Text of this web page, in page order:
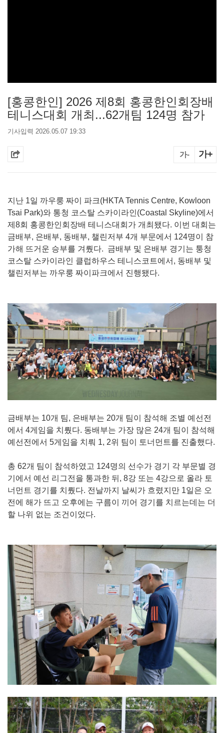
[홍콩한인] 2026 제8회 홍콩한인회장배
테니스대회 개최...62개팀 124명 참가
기사입력 2026.05.07 19:33
가- 가+
지난 1일 까우룽 짜이 파크(HKTA Tennis Centre, Kowloon
Tsai Park)와 통청 코스탈 스카이라인(Coastal Skyline)에서
제8회 홍콩한인회장배 테니스대회가 개최됐다. 이번 대회는
금배부, 은배부, 동배부, 챌린저부 4개 부문에서 124명이 참
가해 뜨거운 승부를 겨뤘다. 금배부 및 은배부 경기는 퉁청
코스탈 스카이라인 클럽하우스 테니스코트에서, 동배부 및
챌린저부는 까우룽 짜이파크에서 진행됐다.
금배부는 10개 팀, 은배부는 20개 팀이 참석해 조별 예선전
에서 4게임을 치뤘다. 동배부는 가장 많은 24개 팀이 참석해
예선전에서 5게임을 치뤄 1, 2위 팀이 토너먼트를 진출했다.
총 62개 팀이 참석하였고 124명의 선수가 경기 각 부문별 경
기에서 예선 리그전을 통과한 뒤, 8강 또는 4강으로 올라 토
너먼트 경기를 치뤘다. 전날까지 날씨가 흐렸지만 1일은 오
전에 해가 뜨고 오후에는 구름이 끼어 경기를 치르는데는 더
할 나위 없는 조건이었다.